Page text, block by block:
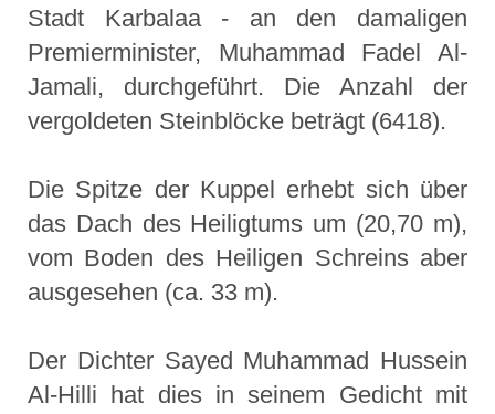
Stadt Karbalaa - an den damaligen
Premierminister, Muhammad Fadel Al-
Jamali, durchgeführt. Die Anzahl der
vergoldeten Steinblöcke beträgt (6418).
Die Spitze der Kuppel erhebt sich über
das Dach des Heiligtums um (20,70 m),
vom Boden des Heiligen Schreins aber
ausgesehen (ca. 33 m).
Der Dichter Sayed Muhammad Hussein
Al-Hilli hat dies in seinem Gedicht mit